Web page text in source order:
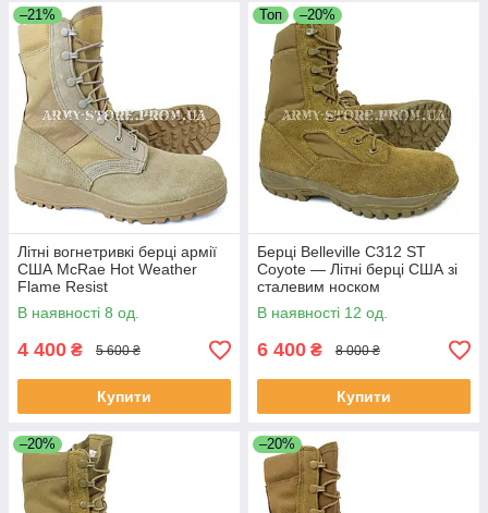
–21%
Літні вогнетривкі берці армії
США McRae Hot Weather
Flame Resist
В наявності 8 од.
4 400 ₴ 5 600 ₴
Купити
Топ –20%
Берці Belleville C312 ST
Coyote — Літні берці США зі
сталевим носком
В наявності 12 од.
6 400 ₴ 8 000 ₴
Купити
–20% –20%